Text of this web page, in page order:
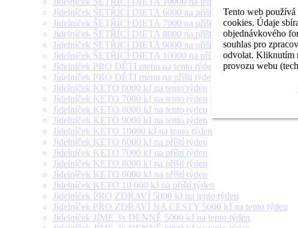
Tento web používá
cookies. Údaje
objednávkového
souhlas pro
odvolat. Kliknutím
provozu webu
Jídelníček ŠETŘÍCÍ DIETA 6000 na příští týden
Jídelníček ŠETŘÍCÍ DIETA 7000 na příští týden
Jídelníček ŠETŘÍCÍ DIETA 8000 na příští týden
Jídelníček ŠETŘÍCÍ DIETA 9000 na příští týden
Jídelníček ŠETŘÍCÍ DIETA 10000 na příští týden
Jídelníček PRO DĚTI menu na tento týden
Jídelníček PRO DĚTI menu na příští týden
Jídelníček KETO 6000 kJ na tento týden
Jídelníček KETO 7000 kJ na tento týden
Jídelníček KETO 8000 kJ na tento týden
Jídelníček KETO 9000 kJ na tento týden
Jídelníček KETO 10000 kJ na tento týden
Jídelníček KETO 6000 kJ na příští týden
Jídelníček KETO 7000 kJ na příští týden
Jídelníček KETO 8000 kJ na příští týden
Jídelníček KETO 9000 kJ na příští týden
Jídelníček KETO 10 000 kJ na příští týden
Jídelníček PRO ZDRAVÍ 5000 kJ na tento týden
Jídelníček PRO ZDRAVÍ NA CESTY 5000 kJ na tento týden
Jídelníček JÍME 3x DENNĚ 5000 kJ na tento týden